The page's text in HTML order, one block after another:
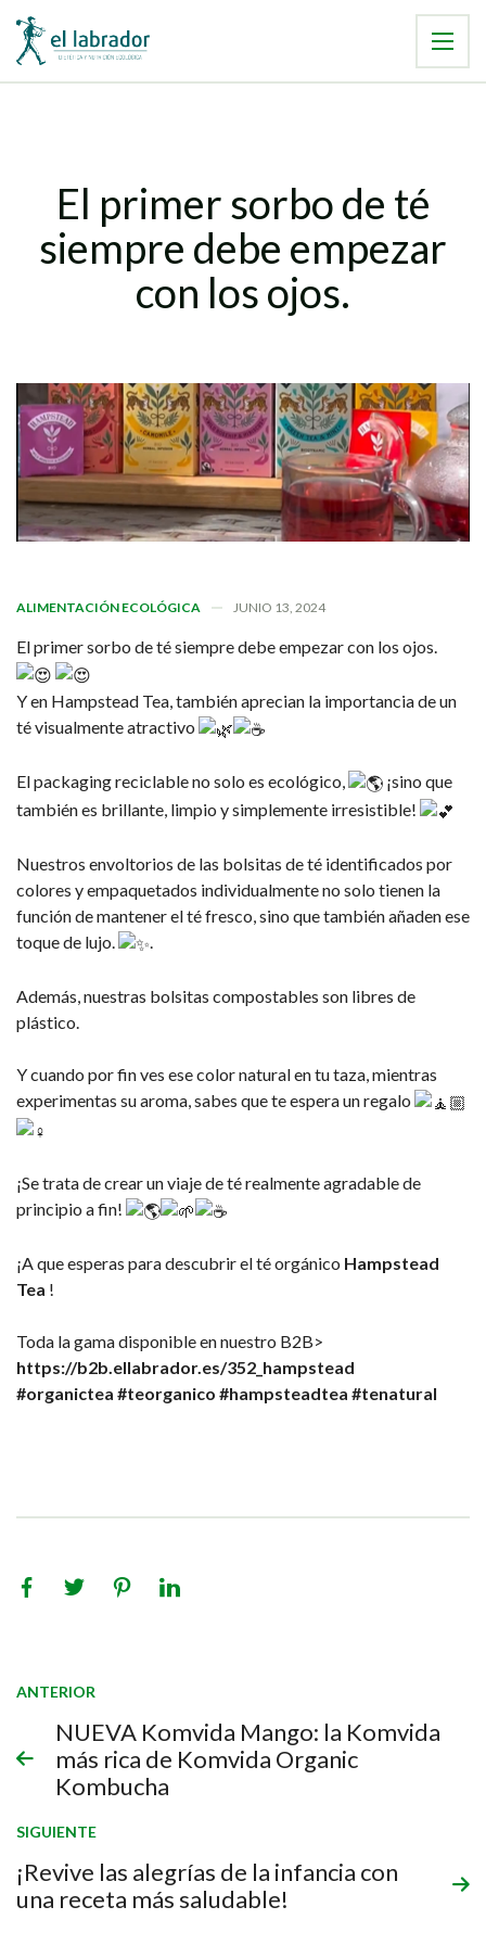
El primer sorbo de té
siempre debe empezar
con los ojos.
ALIMENTACIÓN ECOLÓGICA JUNIO 13, 2024
El primer sorbo de té siempre debe empezar con los ojos.
Y en Hampstead Tea, también aprecian la importancia de un
té visualmente atractivo
El packaging reciclable no solo es ecológico,
¡sino que
también es brillante, limpio y simplemente irresistible!
Nuestros envoltorios de las bolsitas de té identificados por
colores y empaquetados individualmente no solo tienen la
función de mantener el té fresco, sino que también añaden ese
toque de lujo.
.
Además, nuestras bolsitas compostables son libres de
plástico.
Y cuando por fin ves ese color natural en tu taza, mientras
experimentas su aroma, sabes que te espera un regalo
¡Se trata de crear un viaje de té realmente agradable de
principio a fin!
¡A que esperas para descubrir el té orgánico Hampstead
Tea !
Toda la gama disponible en nuestro B2B>
https://b2b.ellabrador.es/352_hampstead
#organictea #teorganico #hampsteadtea #tenatural
ANTERIOR
NUEVA Komvida Mango: la Komvida
más rica de Komvida Organic
Kombucha
SIGUIENTE
¡Revive las alegrías de la infancia con
una receta más saludable!